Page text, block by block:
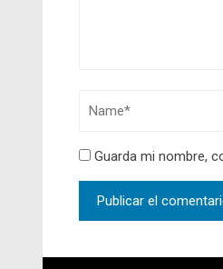
Guarda mi nombre,